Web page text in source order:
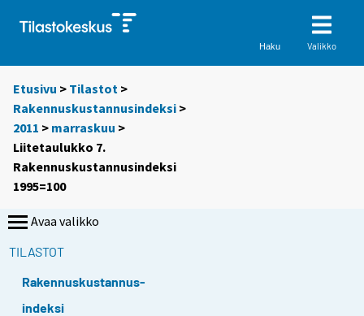
Haku Valikko
Etusivu > Tilastot >
Rakennuskustannusindeksi >
2011 > marraskuu >
Liitetaulukko 7.
Rakennuskustannusindeksi
1995=100
Avaa valikko
TILASTOT
Rakennuskustannus-
indeksi